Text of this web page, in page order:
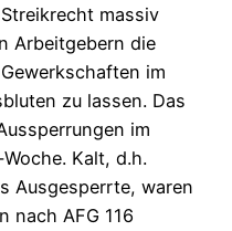
massiv
Arbeitgebern die
im
zu lassen. Das
im
Kalt, d.h.
Ausgesperrte, waren
nach AFG 116